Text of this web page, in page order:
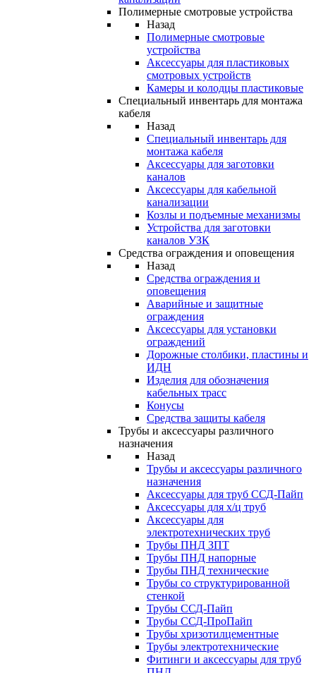
Полимерные смотровые устройства
Назад
Полимерные смотровые
устройства
Аксессуары для пластиковых
смотровых устройств
Камеры и колодцы пластиковые
Специальный инвентарь для монтажа
кабеля
Назад
Специальный инвентарь для
монтажа кабеля
Аксессуары для заготовки
каналов
Аксессуары для кабельной
канализации
Козлы и подъемные механизмы
Устройства для заготовки
каналов УЗК
Средства ограждения и оповещения
Назад
Средства ограждения и
оповещения
Аварийные и защитные
ограждения
Аксессуары для установки
ограждений
Дорожные столбики, пластины и
ИДН
Изделия для обозначения
кабельных трасс
Конусы
Средства защиты кабеля
Трубы и аксессуары различного
назначения
Назад
Трубы и аксессуары различного
назначения
Аксессуары для труб ССД-Пайп
Аксессуары для х/ц труб
Аксессуары для
электротехнических труб
Трубы ПНД ЗПТ
Трубы ПНД напорные
Трубы ПНД технические
Трубы со структурированной
стенкой
Трубы ССД-Пайп
Трубы ССД-ПроПайп
Трубы хризотилцементные
Трубы электротехнические
Фитинги и аксессуары для труб